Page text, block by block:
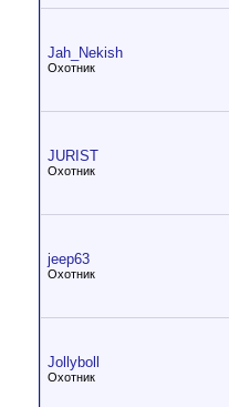
Jah_Nekish
Охотник
JURIST
Охотник
jeep63
Охотник
Jollyboll
Охотник